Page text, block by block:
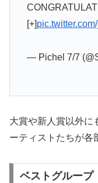
[+]
— Pichel 7/7
大賞や新人賞以外に
ーティストたちが各
ベストグループ